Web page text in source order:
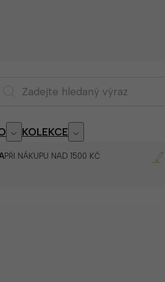
KOLEKCE
PŘI NÁKUPU NAD 1500 KČ